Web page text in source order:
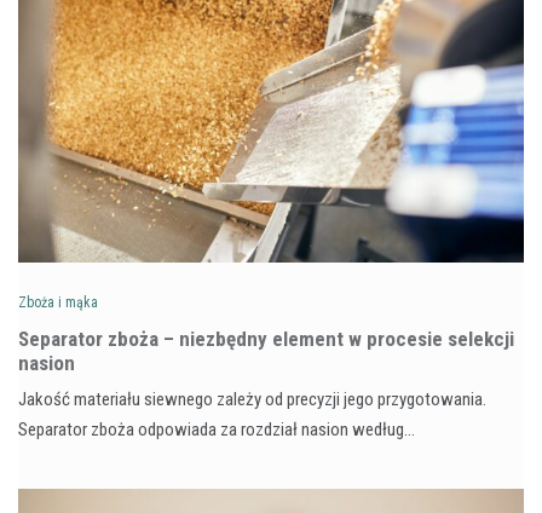
Zboża i mąka
Separator zboża – niezbędny element w procesie selekcji
nasion
Jakość materiału siewnego zależy od precyzji jego przygotowania.
Separator zboża odpowiada za rozdział nasion według…